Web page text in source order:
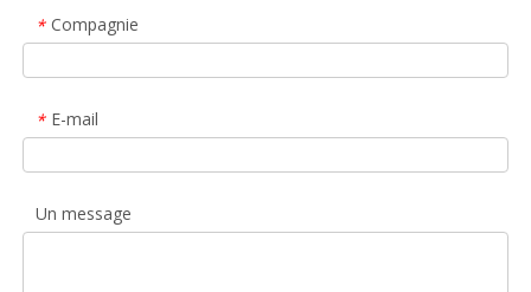
* Compagnie
* E-mail
Un message